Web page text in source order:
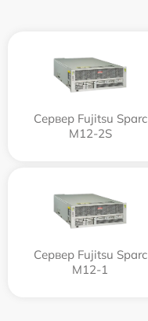
Сервер Fujitsu Sparc
M12-2S
Сервер Fujitsu Sparc
M12-1